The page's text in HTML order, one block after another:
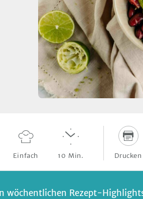
Einfach 10 Min. Drucken
wöchentlichen Rezept-